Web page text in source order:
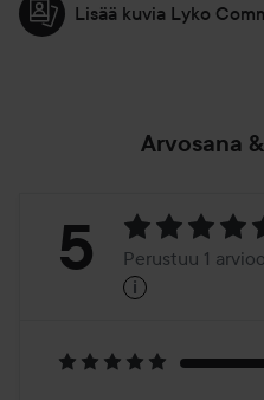
Lisää kuvia Lyko
Arvosana
5 Perustuu 1
i